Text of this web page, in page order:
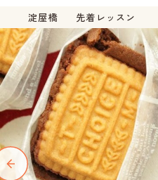
淀屋橋 先着レッスン